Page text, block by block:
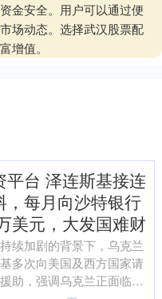
金安全。用户可以通过便
场动态。选择武汉股票配
增值。
平台 泽连斯基接连
，每月向沙特银行
美元，大发国难财
续加剧的背景下，乌克兰
多次向美国及西方国家请
助，强调乌克兰正面临巨